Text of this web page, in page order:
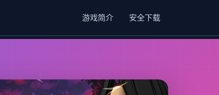
游戏简介 安全下载